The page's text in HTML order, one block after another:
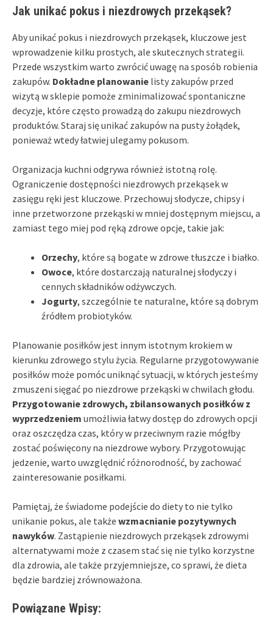
Jak unikać pokus i niezdrowych przekąsek?
Aby unikać pokus i niezdrowych przekąsek, kluczowe jest
wprowadzenie kilku prostych, ale skutecznych strategii.
Przede wszystkim warto zwrócić uwagę na sposób robienia
zakupów. Dokładne planowanie listy zakupów przed
wizytą w sklepie pomoże zminimalizować spontaniczne
decyzje, które często prowadzą do zakupu niezdrowych
produktów. Staraj się unikać zakupów na pusty żołądek,
ponieważ wtedy łatwiej ulegamy pokusom.
Organizacja kuchni odgrywa również istotną rolę.
Ograniczenie dostępności niezdrowych przekąsek w
zasięgu ręki jest kluczowe. Przechowuj słodycze, chipsy i
inne przetworzone przekąski w mniej dostępnym miejscu, a
zamiast tego miej pod ręką zdrowe opcje, takie jak:
Orzechy, które są bogate w zdrowe tłuszcze i białko.
Owoce, które dostarczają naturalnej słodyczy i
cennych składników odżywczych.
Jogurty, szczególnie te naturalne, które są dobrym
źródłem probiotyków.
Planowanie posiłków jest innym istotnym krokiem w
kierunku zdrowego stylu życia. Regularne przygotowywanie
posiłków może pomóc uniknąć sytuacji, w których jesteśmy
zmuszeni sięgać po niezdrowe przekąski w chwilach głodu.
Przygotowanie zdrowych, zbilansowanych posiłków z
wyprzedzeniem umożliwia łatwy dostęp do zdrowych opcji
oraz oszczędza czas, który w przeciwnym razie mógłby
zostać poświęcony na niezdrowe wybory. Przygotowując
jedzenie, warto uwzględnić różnorodność, by zachować
zainteresowanie posiłkami.
Pamiętaj, że świadome podejście do diety to nie tylko
unikanie pokus, ale także wzmacnianie pozytywnych
nawyków. Zastąpienie niezdrowych przekąsek zdrowymi
alternatywami może z czasem stać się nie tylko korzystne
dla zdrowia, ale także przyjemniejsze, co sprawi, że dieta
będzie bardziej zrównoważona.
Powiązane Wpisy: